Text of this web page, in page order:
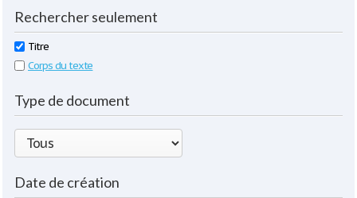
Rechercher seulement
Titre
Corps du texte
Type de document
Date de création